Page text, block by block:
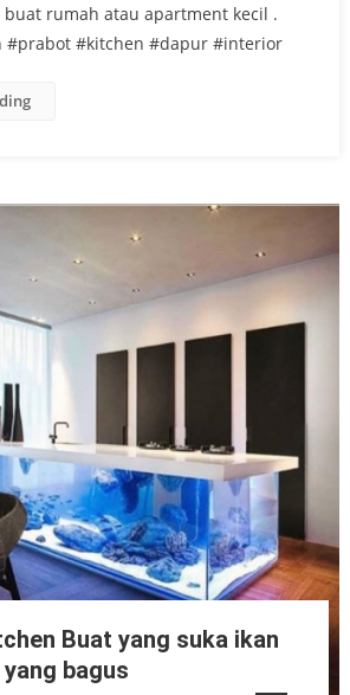
rumah atau apartment kecil .
#prabot #kitchen #dapur #interior
Buat yang suka ikan
bagus